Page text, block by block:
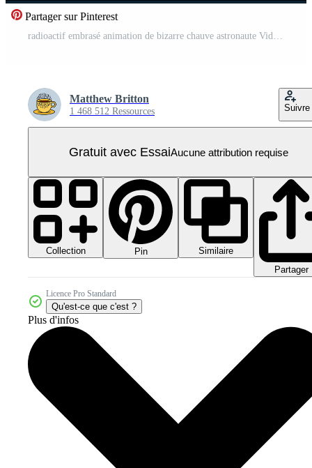
Partager sur Pinterest
radioactif embrasé animation de bizarre chauve astronaute Vidéo Pro
Matthew Britton
1 468 512 Ressources Suivre
Gratuit avec EssaiAucune attribution requise
Collection Pin
Similaire
Partager
Licence Pro Standard
Qu'est-ce que c'est ?
Plus d'infos